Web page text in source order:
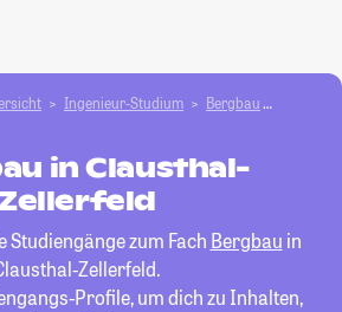
Ingenieur-Studium Bergbau
in Clausthal-
Zellerfeld
Studiengänge zum Fach Bergbau in
Zellerfeld.
Profile, um dich zu Inhalten,